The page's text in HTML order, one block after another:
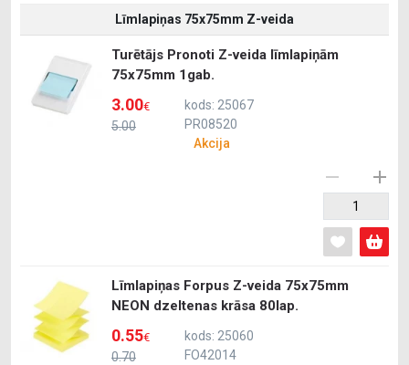
Līmlapiņas 75x75mm Z-veida
Turētājs Pronoti Z-veida līmlapiņām
75x75mm 1gab.
5.00
3.00€
kods: 25067
PR08520
Akcija
Līmlapiņas Forpus Z-veida 75x75mm
NEON dzeltenas krāsa 80lap.
0.70
0.55€
kods: 25060
FO42014